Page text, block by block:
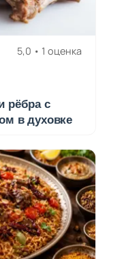
5,0 • 1 оценка
рёбра с
в духовке